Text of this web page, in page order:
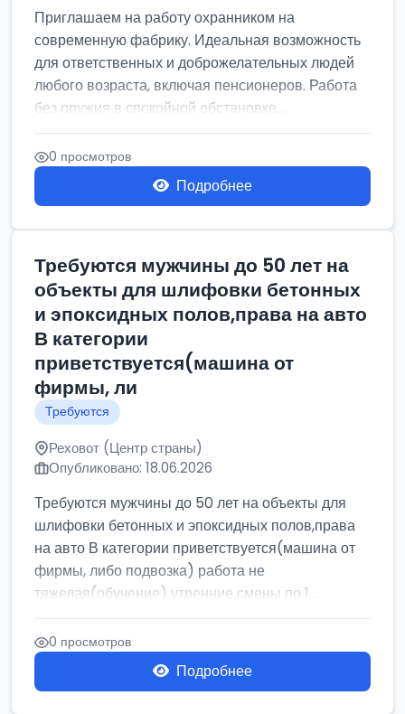
Приглашаем на работу охранником на
современную фабрику. Идеальная возможность
для ответственных и доброжелательных людей
любого возраста, включая пенсионеров. Работа
без оружия в спокойной обстановке....
0 просмотров
Подробнее
Требуются мужчины до 50 лет на
объекты для шлифовки бетонных
и эпоксидных полов,права на авто
В категории
приветствуется(машина от
фирмы, ли
Требуются
Реховот (Центр страны)
Опубликовано: 18.06.2026
Требуются мужчины до 50 лет на объекты для
шлифовки бетонных и эпоксидных полов,права
на авто В категории приветствуется(машина от
фирмы, либо подвозка) работа не
тяжелая(обучение) утренние смены по 1...
0 просмотров
Подробнее